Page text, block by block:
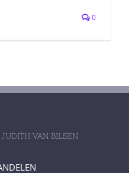
0
VAN BILSEN